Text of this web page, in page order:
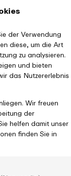
der Verwendung
diese, um die Art
zu analysieren.
und bieten
das Nutzererlebnis
Wir freuen
der
helfen damit unser
finden Sie in
im
Leichte